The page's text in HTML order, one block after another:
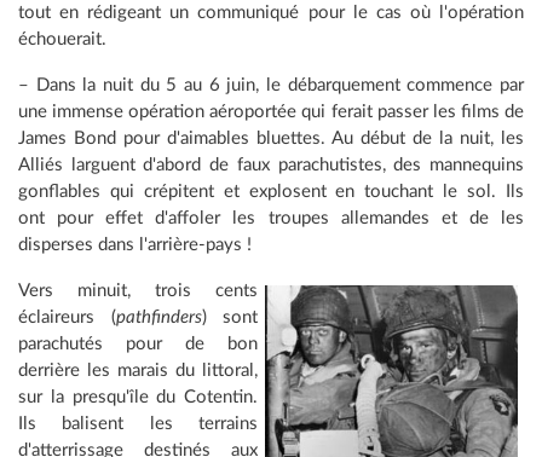
tout en rédigeant un communiqué pour le cas où l'opération
échouerait.
– Dans la nuit du 5 au 6 juin, le débarquement commence par
une immense opération aéroportée qui ferait passer les films de
James Bond pour d'aimables bluettes. Au début de la nuit, les
Alliés larguent d'abord de faux parachutistes, des mannequins
gonflables qui crépitent et explosent en touchant le sol. Ils
ont pour effet d'affoler les troupes allemandes et de les
disperses dans l'arrière-pays !
Vers minuit, trois cents
éclaireurs (pathfinders) sont
parachutés pour de bon
derrière les marais du littoral,
sur la presqu'île du Cotentin.
Ils balisent les terrains
d'atterrissage destinés aux